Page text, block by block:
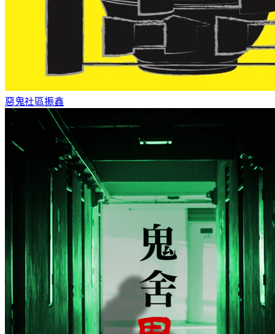
惡鬼社區振鑫